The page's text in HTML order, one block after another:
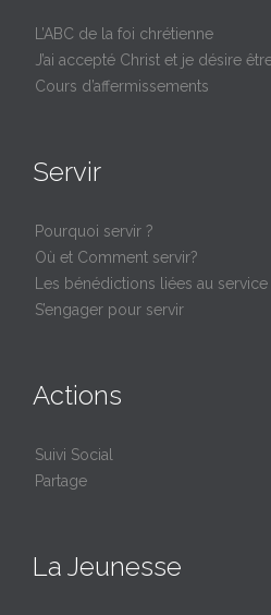
L’ABC de la foi chrétienne
J’ai accepté Christ et je désire
Cours d’affermissements
Servir
Pourquoi servir ?
Où et Comment servir?
Les bénédictions liées au service
S’engager pour servir
Actions
Suivi Social
Partage
La Jeunesse